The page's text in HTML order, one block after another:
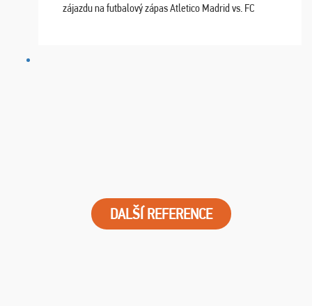
zájazdu na futbalový zápas Atletico Madrid vs. FC
DALŠÍ REFERENCE